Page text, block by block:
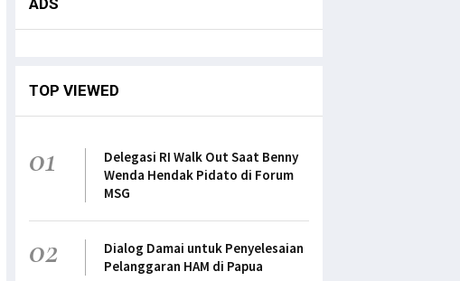
ADS
TOP VIEWED
01
Delegasi RI Walk Out Saat Benny
Wenda Hendak Pidato di Forum
MSG
02
Dialog Damai untuk Penyelesaian
Pelanggaran HAM di Papua